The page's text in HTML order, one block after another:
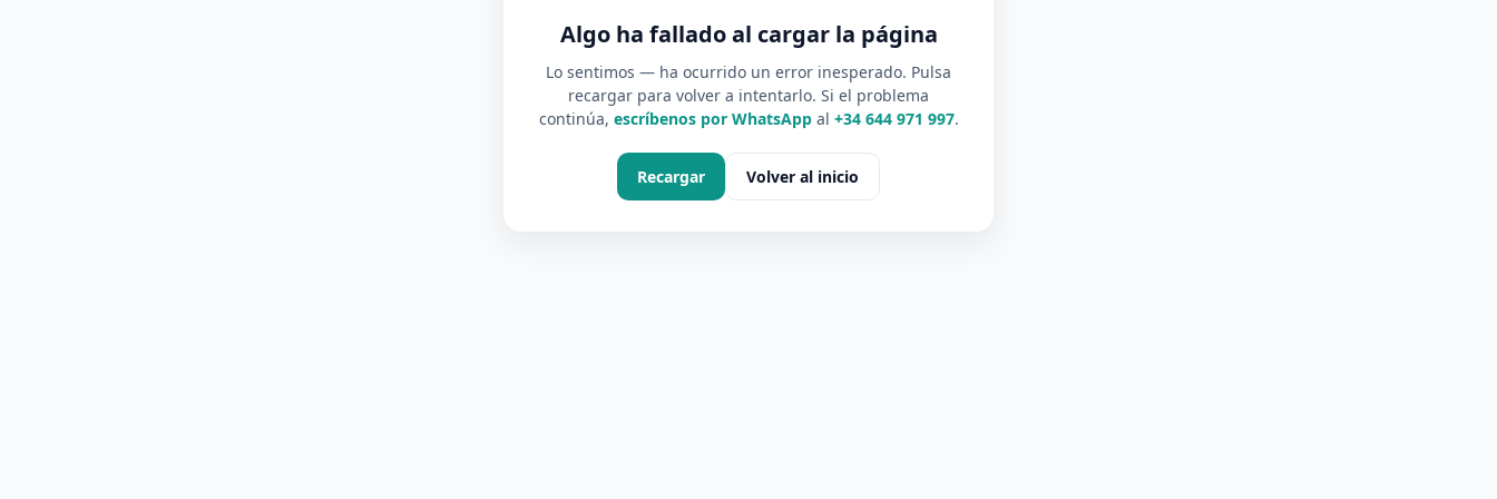
Algo ha fallado al cargar la página
Lo sentimos — ha ocurrido un error inesperado. Pulsa
recargar para volver a intentarlo. Si el problema
continúa, escríbenos por WhatsApp al +34 644 971 997.
Recargar Volver al inicio